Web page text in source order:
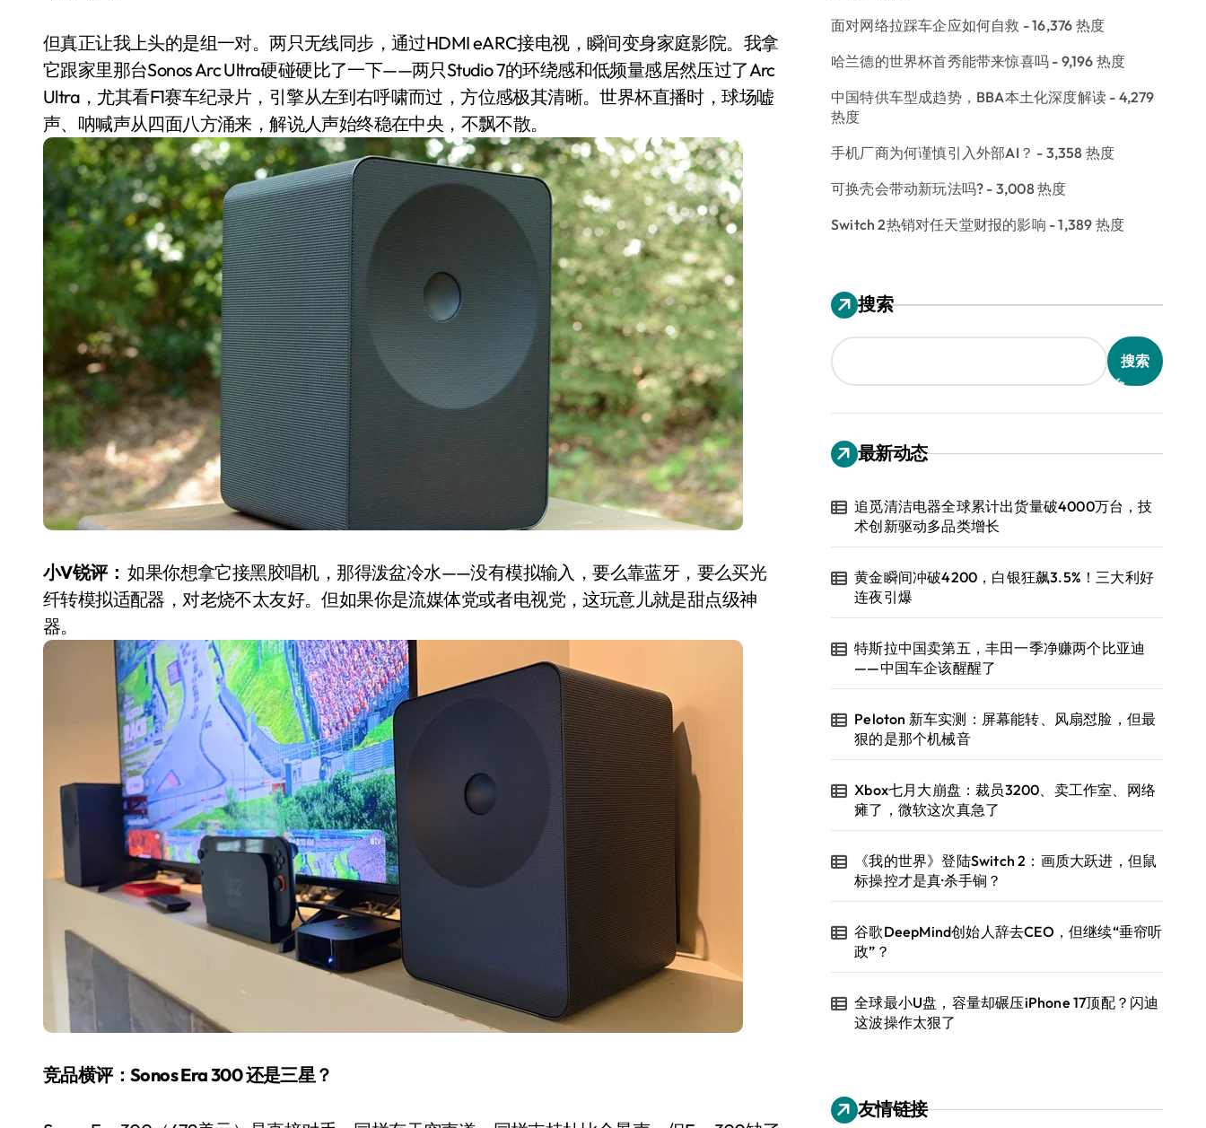
但真正让我上头的是组一对。两只无线同步，通过HDMI eARC接电视，瞬间变身家庭影院。我拿
它跟家里那台Sonos Arc Ultra硬碰硬比了一下——两只Studio 7的环绕感和低频量感居然压过了Arc
Ultra，尤其看F1赛车纪录片，引擎从左到右呼啸而过，方位感极其清晰。世界杯直播时，球场嘘
声、呐喊声从四面八方涌来，解说人声始终稳在中央，不飘不散。
小V锐评： 如果你想拿它接黑胶唱机，那得泼盆冷水——没有模拟输入，要么靠蓝牙，要么买光
纤转模拟适配器，对老烧不太友好。但如果你是流媒体党或者电视党，这玩意儿就是甜点级神
器。
竞品横评：Sonos Era 300 还是三星？
面对网络拉踩车企应如何自救 - 16,376 热度
哈兰德的世界杯首秀能带来惊喜吗 - 9,196 热度
中国特供车型成趋势，BBA本土化深度解读 - 4,279
热度
手机厂商为何谨慎引入外部AI？ - 3,358 热度
可换壳会带动新玩法吗? - 3,008 热度
Switch 2热销对任天堂财报的影响 - 1,389 热度
搜索
搜索
最新动态
追觅清洁电器全球累计出货量破4000万台，技
术创新驱动多品类增长
黄金瞬间冲破4200，白银狂飙3.5%！三大利好
连夜引爆
特斯拉中国卖第五，丰田一季净赚两个比亚迪
——中国车企该醒醒了
Peloton 新车实测：屏幕能转、风扇怼脸，但最
狠的是那个机械音
Xbox七月大崩盘：裁员3200、卖工作室、网络
瘫了，微软这次真急了
《我的世界》登陆Switch 2：画质大跃进，但鼠
标操控才是真·杀手锏？
谷歌DeepMind创始人辞去CEO，但继续“垂帘听
政”？
全球最小U盘，容量却碾压iPhone 17顶配？闪迪
这波操作太狠了
友情链接